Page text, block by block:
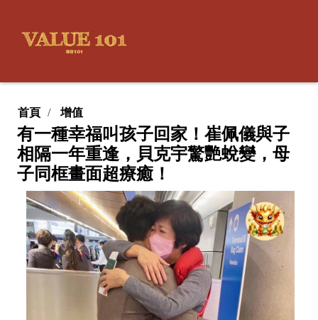
首頁 增值
有一種幸福叫孩子回家！崔佩儀與子
相隔一年重逢，貝克宇驚艷蛻變，母
子同框畫面超療癒！